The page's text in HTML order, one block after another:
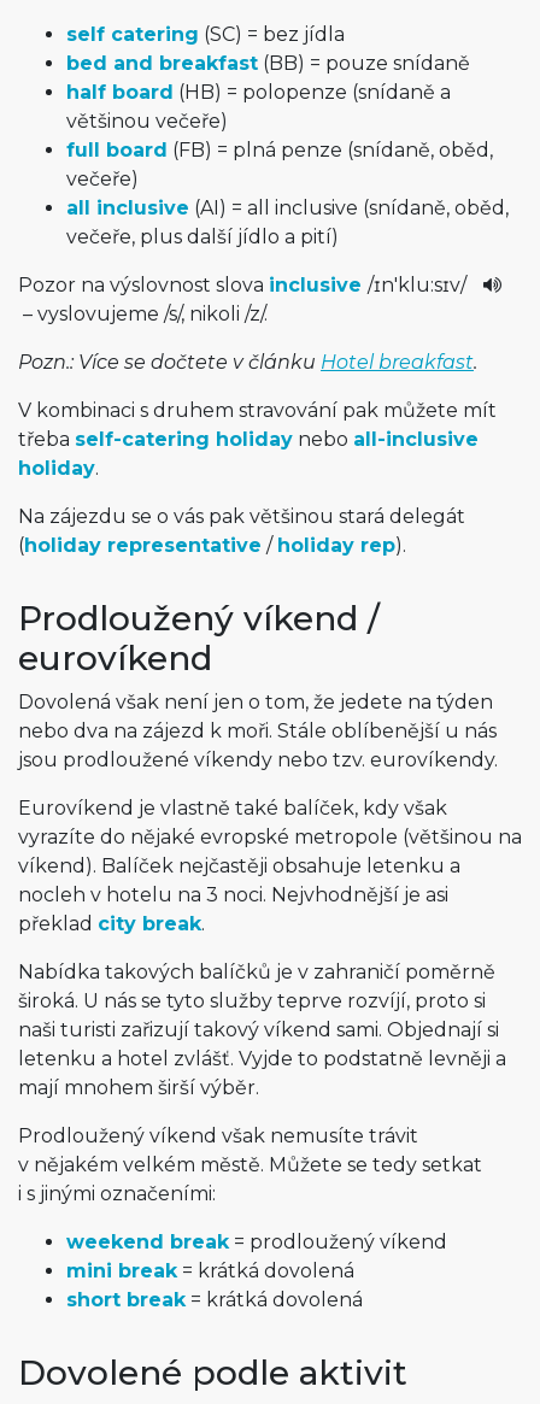
self catering (SC) = bez jídla
bed and breakfast (BB) = pouze snídaně
half board (HB) = polopenze (snídaně a
většinou večeře)
full board (FB) = plná penze (snídaně, oběd,
večeře)
all inclusive (AI) = all inclusive (snídaně, oběd,
večeře, plus další jídlo a pití)
Pozor na výslovnost slova inclusive /ɪn'klu:sɪ­v/
– vyslovujeme /s/, nikoli /z/.
Pozn.: Více se dočtete v článku Hotel breakfast.
V kombinaci s druhem stravování pak můžete mít
třeba self-catering holiday nebo all-inclusive
holiday.
Na zájezdu se o vás pak většinou stará delegát
(holiday representative / holiday rep).
Prodloužený víkend /
eurovíkend
Dovolená však není jen o tom, že jedete na týden
nebo dva na zájezd k moři. Stále oblíbenější u nás
jsou prodloužené víkendy nebo tzv. eurovíkendy.
Eurovíkend je vlastně také balíček, kdy však
vyrazíte do nějaké evropské metropole (většinou na
víkend). Balíček nejčastěji obsahuje letenku a
nocleh v hotelu na 3 noci. Nejvhodnější je asi
překlad city break.
Nabídka takových balíčků je v zahraničí poměrně
široká. U nás se tyto služby teprve rozvíjí, proto si
naši turisti zařizují takový víkend sami. Objednají si
letenku a hotel zvlášť. Vyjde to podstatně levněji a
mají mnohem širší výběr.
Prodloužený víkend však nemusíte trávit
v nějakém velkém městě. Můžete se tedy setkat
i s jinými označeními:
weekend break= prodloužený víkend
mini break= krátká dovolená
short break= krátká dovolená
Dovolené podle aktivit